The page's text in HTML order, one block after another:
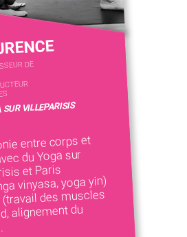
DE
SUR VILLEPARISIS
entre corps et
du Yoga sur
et Paris
vinyasa, yoga yin)
des muscles
alignement du